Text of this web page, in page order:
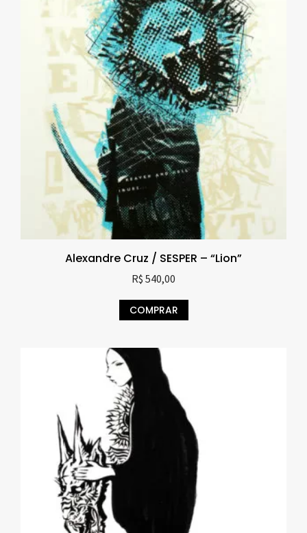
Alexandre Cruz / SESPER – “Lion”
R$ 540,00
COMPRAR